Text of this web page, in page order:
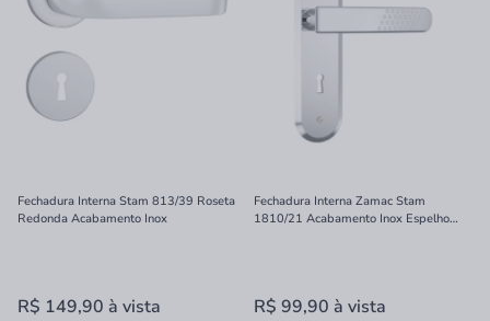
Fechadura Interna Stam 813/39 Roseta
Redonda Acabamento Inox
R$ 149,90 à vista
Fechadura Interna Zamac Stam
1810/21 Acabamento Inox Espelho
R$ 99,90 à vista